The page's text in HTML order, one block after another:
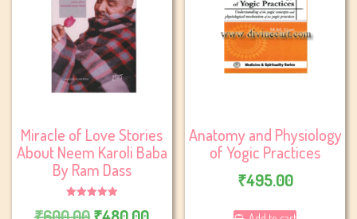
Miracle of Love Stories
About Neem Karoli Baba
By Ram Dass
5.00Original Current
Anatomy and Physiology
of Yogic Practices
₹495.00